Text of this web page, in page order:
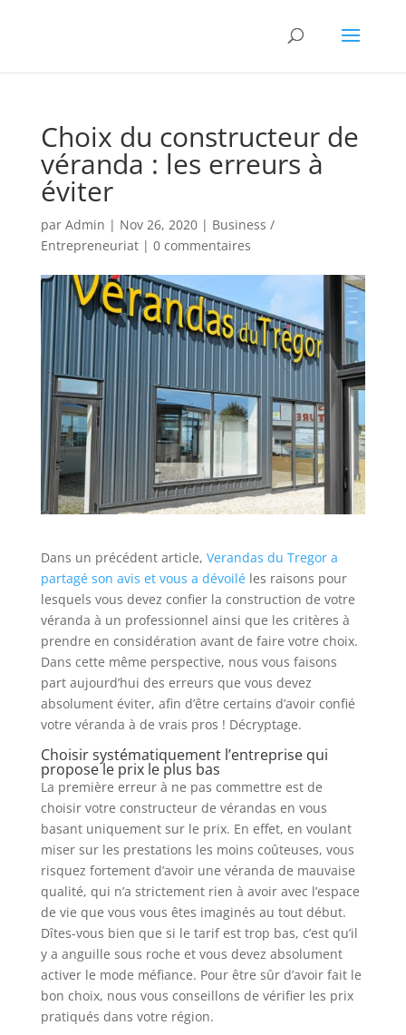
Choix du constructeur de
véranda : les erreurs à
éviter
par Admin | Nov 26, 2020| Business /
Entrepreneuriat| 0 commentaires
Dans un précédent article, Verandas du Tregor a
partagé son avis et vous a dévoiléles raisons pour
lesquels vous devez confier la construction de votre
véranda à un professionnel ainsi que les critères à
prendre en considération avant de faire votre choix.
Dans cette même perspective, nous vous faisons
part aujourd’hui des erreurs que vous devez
absolument éviter, afin d’être certains d’avoir confié
votre véranda à de vrais pros ! Décryptage.
Choisir systématiquement l’entreprise qui
propose le prix le plus bas
La première erreur à ne pas commettre est de
choisir votre constructeur de vérandas en vous
basant uniquement sur le prix. En effet, en voulant
miser sur les prestations les moins coûteuses, vous
risquez fortement d’avoir une véranda de mauvaise
qualité, qui n’a strictement rien à avoir avec l’espace
de vie que vous vous êtes imaginés au tout début.
Dîtes-vous bien que si le tarif est trop bas, c’est qu’il
y a anguille sous roche et vous devez absolument
activer le mode méfiance. Pour être sûr d’avoir fait le
bon choix, nous vous conseillons de vérifier les prix
pratiqués dans votre région.